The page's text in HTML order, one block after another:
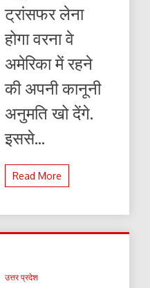
सरकार
ट्रांसफर लेना
होगा वरना वे
अमेरिका में रहने
की अपनी कानूनी
अनुमति खो देंगे.
इससे...
Read More
उत्तर प्रदेश